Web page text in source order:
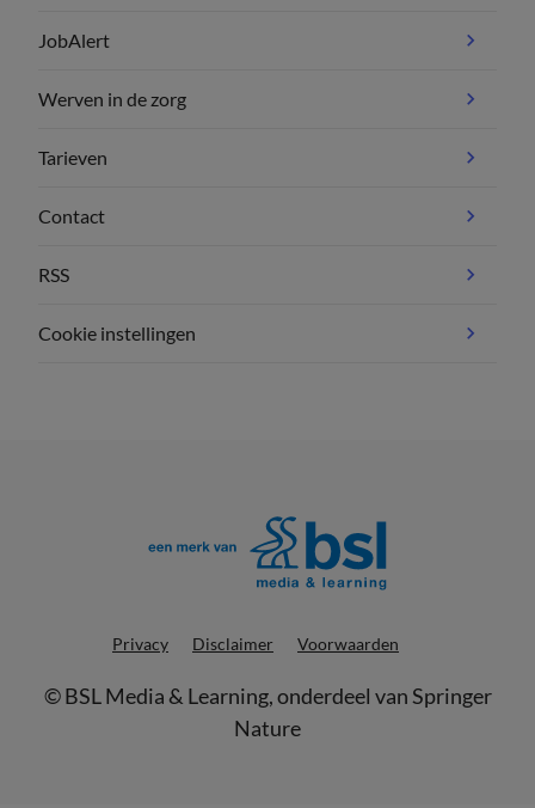
JobAlert
Werven in de zorg
Tarieven
Contact
RSS
Cookie instellingen
Privacy Disclaimer Voorwaarden
©BSL Media & Learning, onderdeel vanSpringer
Nature